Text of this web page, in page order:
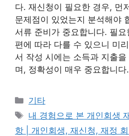
다. 재신청이 필요한 경우, 먼
문제점이 있었는지 분석해야
서류 준비가 중요합니다. 필
편에 따라 다를 수 있으니 미
서 작성 시에는 소득과 지출
며, 정확성이 매우 중요합니
Categories
기타
Tags
내 경험으로 본 개인회생
항 | 개인회생, 재신청, 재정